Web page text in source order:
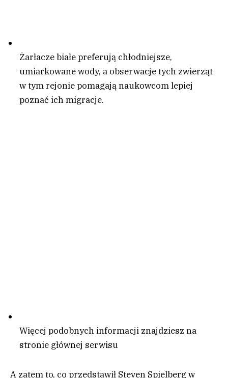
Żarłacze białe preferują chłodniejsze,
umiarkowane wody, a obserwacje tych zwierząt
w tym rejonie pomagają naukowcom lepiej
poznać ich migracje.
Więcej podobnych informacji znajdziesz na
stronie głównej serwisu
A zatem to, co przedstawił Steven Spielberg w